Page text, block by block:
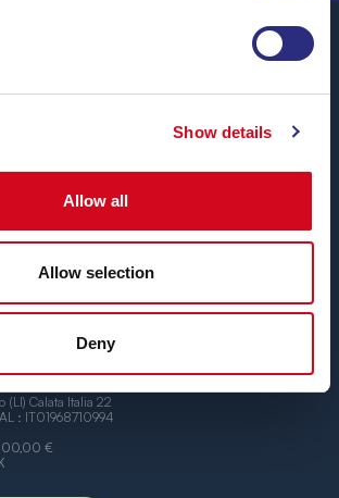
Show details
Allow all
Allow selection
Deny
par jour, toute l’année, àdes tarifs
, entre les ports de Piombino et
vous accueillir à bord.
(LI) Calata Italia 22
: IT01968710994
€